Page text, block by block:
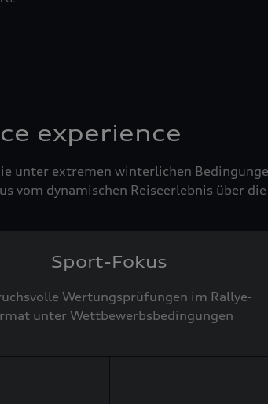
experience
unter extremen winterlichen
vom dynamischen Reiseerlebnis über
Sport-Fokus
Wertungsprüfungen im Rallye-
unter Wettbewerbsbedingungen